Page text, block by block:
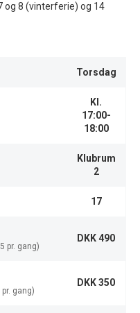
og 8 (vinterferie) og 14
Torsdag
Kl.
17:00-
18:00
Klubrum
2
17
pr. gang)
DKK 490
gang)
DKK 350